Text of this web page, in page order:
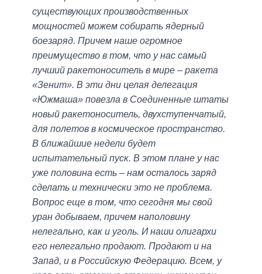
существующих производственных
мощностей можем собирать ядерный
боезаряд. Причем наше огромное
преимущество в том, что у нас самый
лучший ракетоноситель в мире – ракета
«Зенит». В эти дни целая делегация
«Южмаша» повезла в Соединенные штаты
новый ракетоноситель, двухступенчатый,
для полетов в космическое пространство.
В ближайшие недели будет
испытательный пуск. В этом плане у нас
уже половина есть – нам осталось заряд
сделать и технически это не проблема.
Вопрос еще в том, что сегодня мы свой
уран добываем, причем наполовину
нелегально, как и уголь. И наши олигархи
его нелегально продают. Продают и на
Запад, и в Российскую Федерацию. Всем, у